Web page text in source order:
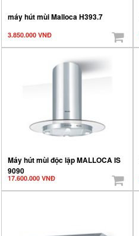
máy hút mùi Malloca H393.7
3.850.000 VNĐ
Máy hút mùi độc lập MALLOCA IS
9090
17.600.000 VNĐ